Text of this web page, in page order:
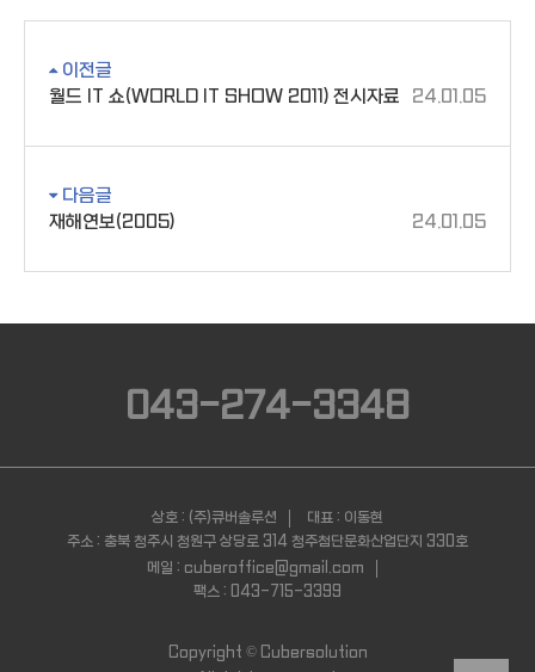
이전글
월드 IT 쇼(WORLD IT SHOW 2011) 전시자료
24.01.05
다음글
재해연보(2005)
24.01.05
043-274-3348
상호 : (주)큐버솔루션
대표 : 이동현
주소 : 충북 청주시 청원구 상당로 314 청주첨단문화산업단지 330호
메일 : cuberoffice@gmail.com
팩스 : 043-715-3399
Copyright ©
Cubersolution